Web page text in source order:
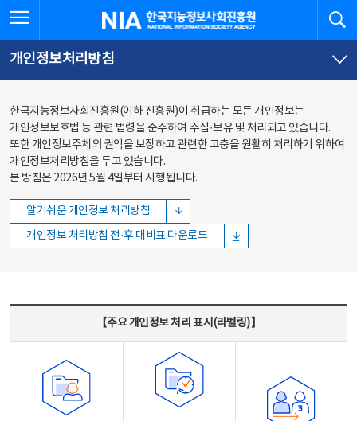
바로가기
바로가기
한국지능정보사회진흥원
개인정보처리방침
한국지능정보사회진흥원(이하 진흥원)이 취급하는 모든 개인정보는
개인정보보호법 등 관련 법령을 준수하여 수집·보유 및 처리되고 있습니다.
또한 개인정보주체의 권익을 보장하고 관련한 고충을 원활히 처리하기 위하여
개인정보처리방침을 두고 있습니다.
본 방침은 2026년 5월 4일부터 시행됩니다.
알기쉬운 개인정보 처리방침
개인정보 처리방침 전·후 대비표 다운로드
【주요 개인정보 처리 표시(라벨링)】